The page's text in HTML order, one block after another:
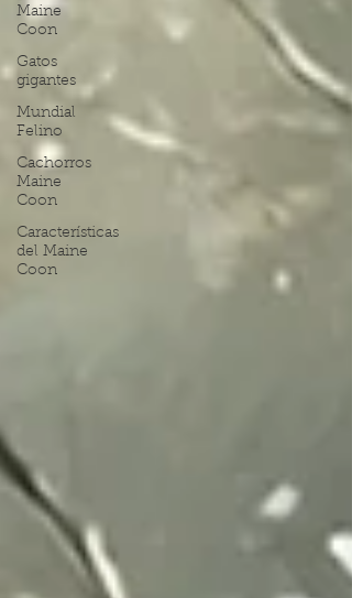
Maine
Coon
Gatos
gigantes
Mundial
Felino
Cachorros
Maine
Coon
Características
del Maine
Coon